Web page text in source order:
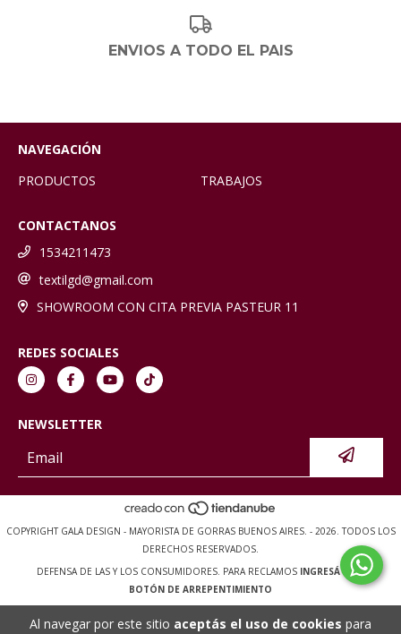
Al navegar por este sitio aceptás el uso de cookies para
ENVIOS A TODO EL PAIS
NAVEGACIÓN
PRODUCTOS
TRABAJOS
CONTACTANOS
1534211473
textilgd@gmail.com
SHOWROOM CON CITA PREVIA PASTEUR 11
REDES SOCIALES
NEWSLETTER
COPYRIGHT GALA DESIGN - MAYORISTA DE GORRAS BUENOS AIRES. - 2026. TODOS LOS
DERECHOS RESERVADOS.
DEFENSA DE LAS Y LOS CONSUMIDORES. PARA RECLAMOS INGRESÁ ACÁ.
BOTÓN DE ARREPENTIMIENTO